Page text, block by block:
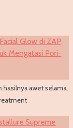
Glow di ZAP
Mengatasi Pori-
hasilnya awet selama.
Supreme